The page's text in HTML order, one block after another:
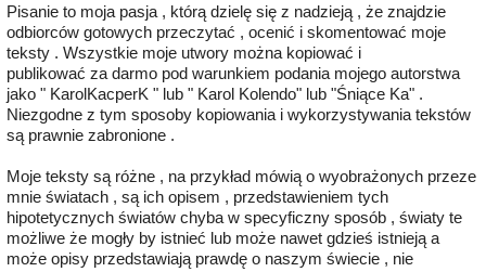
Pisanie to moja pasja , którą dzielę się z nadzieją , że znajdzie
odbiorców gotowych przeczytać , ocenić i skomentować moje
teksty . Wszystkie moje utwory można kopiować i
publikować za darmo pod warunkiem podania mojego autorstwa
jako " KarolKacperK " lub " Karol Kolendo" lub "Śniące Ka" .
Niezgodne z tym sposoby kopiowania i wykorzystywania tekstów
są prawnie zabronione .
Moje teksty są różne , na przykład mówią o wyobrażonych przeze
mnie światach , są ich opisem , przedstawieniem tych
hipotetycznych światów chyba w specyficzny sposób , światy te
możliwe że mogły by istnieć lub może nawet gdzieś istnieją a
może opisy przedstawiają prawdę o naszym świecie , nie